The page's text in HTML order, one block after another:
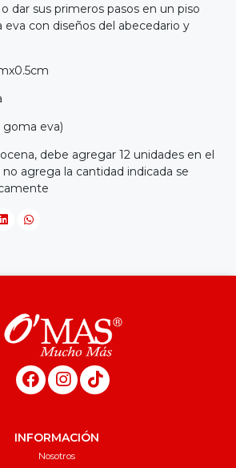
dar sus primeros pasos en un piso
con diseños del abecedario y
goma eva)
debe agregar 12 unidades en el
agrega la cantidad indicada se
INFORMACIÓN
Nosotros